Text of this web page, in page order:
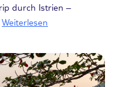
durch Istrien –
Weiterlesen